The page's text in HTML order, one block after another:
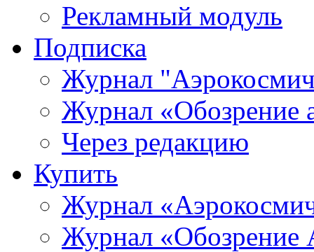
Рекламный модуль
Подписка
Журнал
Журнал «Обозрение
Через редакцию
Купить
Журнал
Журнал «Обозрение